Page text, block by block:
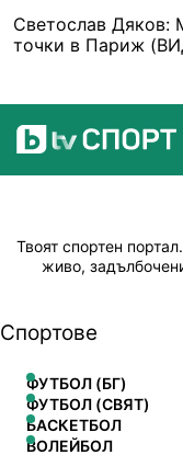
Светослав
точки в Париж
Твоят спортен
живо,
Спортове
ФУТБОЛ (БГ)
ФУТБОЛ (СВЯТ)
БАСКЕТБОЛ
ВОЛЕЙБОЛ